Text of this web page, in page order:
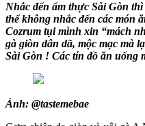
Nhắc đến ẩm thực Sài Gòn
thể không nhắc đến các món
Cozrum tụi mình xin “mách
gà giòn dân dã, mộc mạc mà
Sài Gòn ! Các tín đồ ăn uống
Ảnh: @tastemebae